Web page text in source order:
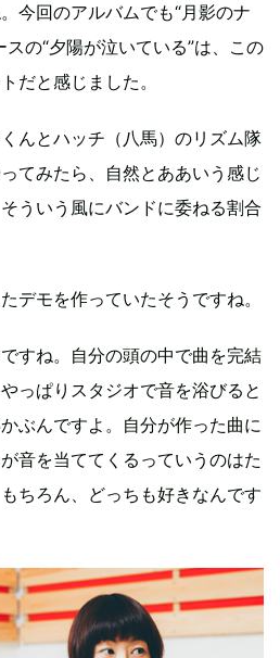
今回のアルバムでも“月影のナ
の“夕陽が泣いている”は、この
だと感じました。
んとハッチ（八馬）のリズム隊
てみたら、自然とああいう感じ
ういう風にバンドに委ねる割合
デモを作っていたそうですね。
すね。自分の頭の中で曲を完結
っぱりスタジオで音を浴びると
ぶんですよ。自分が作った曲に
音を当ててくるっていうのはた
ちろん、どっちも好きなんです